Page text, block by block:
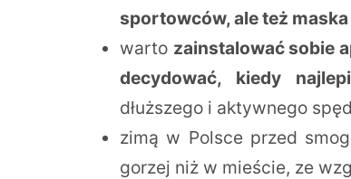
sportowców, ale też
warto zainstalować sobie
decydować, kiedy
dłuższego i aktywnego
zimą w Polsce przed
gorzej niż w mieście, ze